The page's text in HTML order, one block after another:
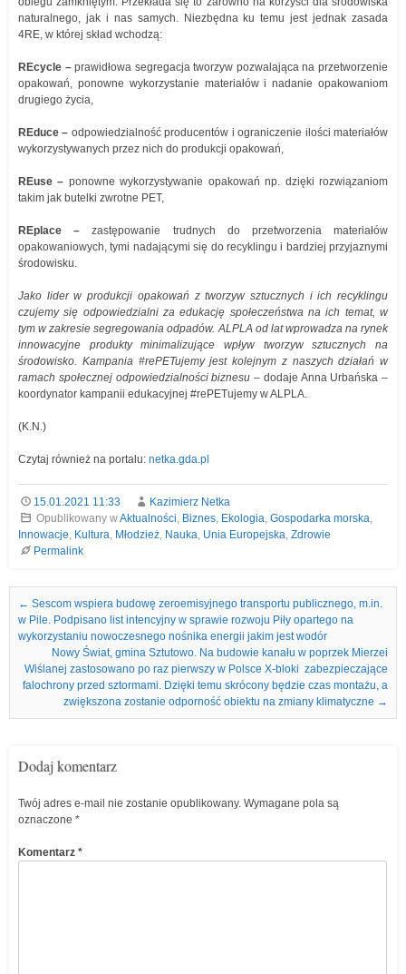
naturalnego, jak i nas samych. Niezbędna ku temu jest jednak zasada
4RE, w której skład wchodzą:
REcycle –prawidłowa segregacja tworzyw pozwalająca na przetworzenie
opakowań, ponowne wykorzystanie materiałów i nadanie opakowaniom
drugiego życia,
REduce – odpowiedzialność producentów i ograniczenie ilości materiałów
wykorzystywanych przez nich do produkcji opakowań,
REuse – ponowne wykorzystywanie opakowań np. dzięki rozwiązaniom
takim jak butelki zwrotne PET,
REplace – zastępowanie trudnych do przetworzenia materiałów
opakowaniowych, tymi nadającymi się do recyklingu i bardziej przyjaznymi
środowisku.
Jako lider w produkcji opakowań z tworzyw sztucznych i ich recyklingu
czujemy się odpowiedzialni za edukację społeczeństwa na ich temat, w
tym w zakresie segregowania odpadów. ALPLA od lat wprowadza na rynek
innowacyjne produkty minimalizujące wpływ tworzyw sztucznych na
środowisko. Kampania #rePETujemy jest kolejnym z naszych działań w
ramach społecznej odpowiedzialności biznesu – dodaje Anna Urbańska –
koordynator kampanii edukacyjnej #rePETujemy w ALPLA.
(K.N.)
Czytaj również na portalu: netka.gda.pl
15.01.2021 11:33
Kazimierz Netka
Opublikowany wAktualności, Biznes, Ekologia, Gospodarka morska,
Innowacje, Kultura, Młodzież, Nauka, Unia Europejska, Zdrowie
Permalink
Nawigacja we wpisach
← Sescom wspiera budowę zeroemisyjnego transportu publicznego, m.in.
w Pile. Podpisano list intencyjny w sprawie rozwoju Piły opartego na
wykorzystaniu nowoczesnego nośnika energii jakim jest wodór
Nowy Świat, gmina Sztutowo. Na budowie kanału w poprzek Mierzei
Wiślanej zastosowano po raz pierwszy w Polsce X-bloki zabezpieczające
falochrony przed sztormami. Dzięki temu skrócony będzie czas montażu, a
zwiększona zostanie odporność obiektu na zmiany klimatyczne →
Dodaj komentarz
Twój adres e-mail nie zostanie opublikowany. Wymagane pola są
oznaczone *
Komentarz *